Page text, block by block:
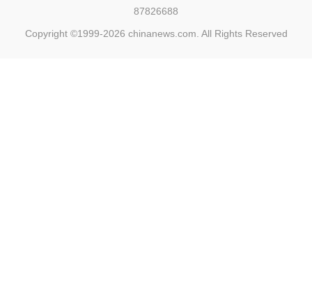
87826688
Copyright ©1999-2026 chinanews.com. All Rights Reserved